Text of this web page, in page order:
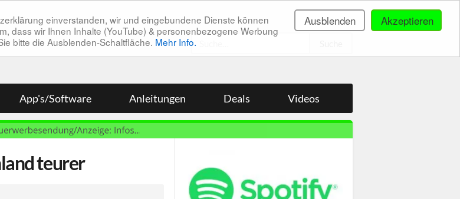
Akzeptieren
Ausblenden
einverstanden, wir und eingebundene Dienste können
dass wir Ihnen Inhalte (YouTube) & personenbezogene Werbung
bitte die Ausblenden-Schaltfläche. Mehr Info.
App's/Software Anleitungen Deals Videos
teurer